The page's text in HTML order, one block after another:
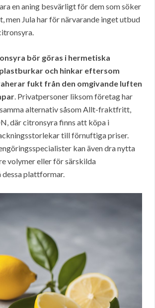
en aning besvärligt för dem som söker
men Jula har för närvarande inget utbud
bör göras i hermetiska
och hinkar eftersom
fukt från den omgivande luften
. Privatpersoner liksom företag har
alternativ såsom Allt-fraktfritt,
där citronsyra finns att köpa i
till förnuftiga priser.
kan även dra nytta
volymer eller för särskilda
plattformar.